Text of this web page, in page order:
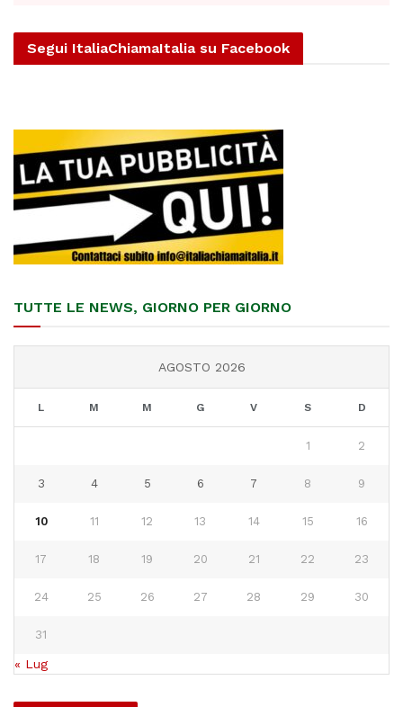
Segui ItaliaChiamaItalia su Facebook
TUTTE LE NEWS, GIORNO PER GIORNO
AGOSTO 2026
L M M G V S D
1 2
3 4 5 6 7 8 9
10 11 12 13 14 15 16
17 18 19 20 21 22 23
24 25 26 27 28 29 30
31
« Lug